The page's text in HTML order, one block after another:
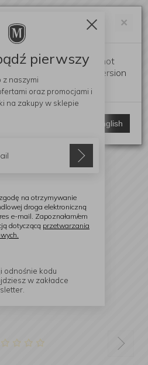
×
browser language is not
switch to the English version
Switch to English
pierwszy
z naszymi
oraz promocjami i
na zakupy w sklepie
na otrzymywanie
droga elektroniczną
e-mail. Zapoznałam/em
dotyczącą przetwarzania
odnośnie kodu
w zakładce